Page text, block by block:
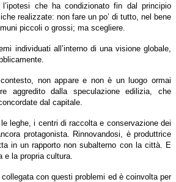
che ha condizionato fin dal principio
realizzate: non fare un po’ di tutto, nel bene
piccoli o grossi; ma scegliere.
individuati all’interno di una visione globale,
non appare e non è un luogo ormai
aggredito dalla speculazione edilizia, che
dal capitale.
leghe, i centri di raccolta e conservazione dei
protagonista. Rinnovandosi, è produttrice
in un rapporto non subalterno con la città. E
e la propria cultura.
con questi problemi ed è coinvolta per